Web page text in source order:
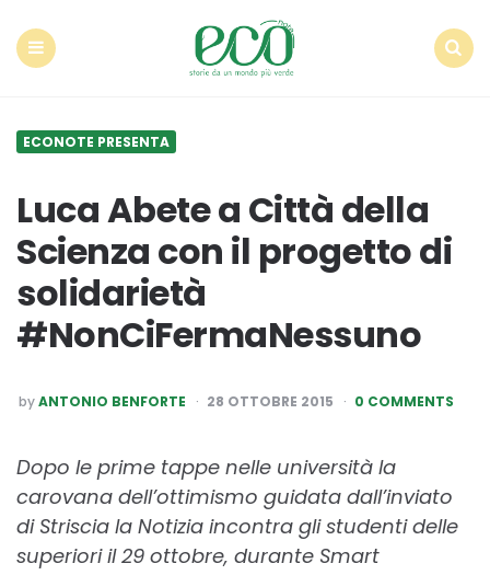
ECONOTE PRESENTA
Luca Abete a Città della
Scienza con il progetto di
solidarietà
#NonCiFermaNessuno
POSTED
BY
byANTONIO BENFORTE 28 OTTOBRE 2015 0 COMMENTS
Dopo le prime tappe nelle università la
carovana dell’ottimismo guidata dall’inviato
di Striscia la Notizia incontra gli studenti delle
superiori il 29 ottobre, durante Smart